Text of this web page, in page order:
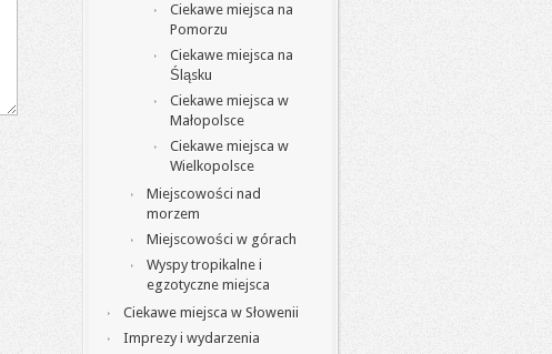
Ciekawe miejsca na
Pomorzu
Ciekawe miejsca na
Śląsku
Ciekawe miejsca w
Małopolsce
Ciekawe miejsca w
Wielkopolsce
Miejscowości nad
morzem
Miejscowości w górach
Wyspy tropikalne i
egzotyczne miejsca
Ciekawe miejsca w Słowenii
Imprezy i wydarzenia